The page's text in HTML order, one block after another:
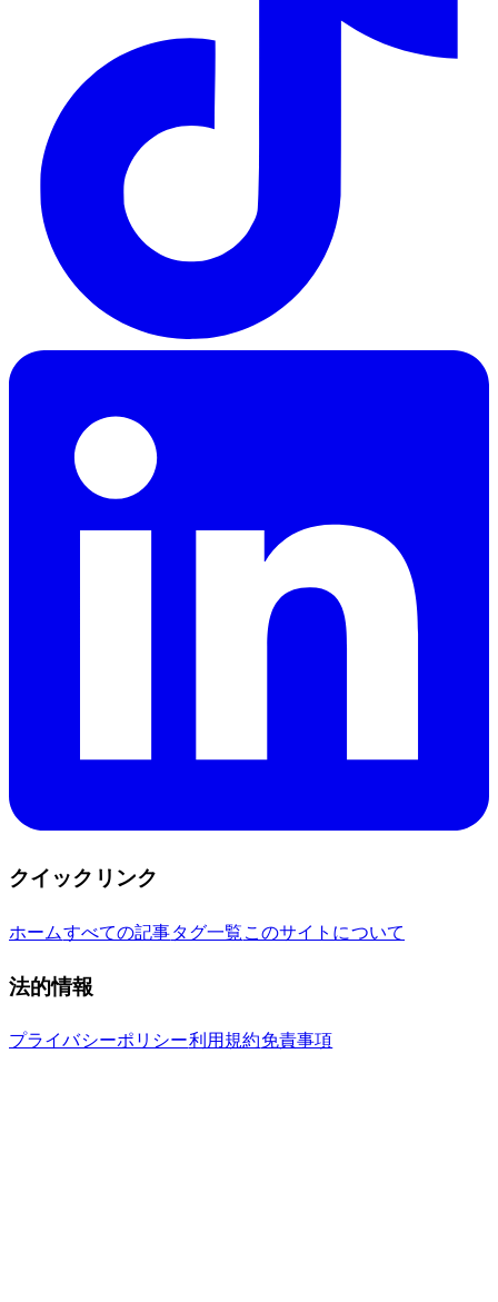
クイックリンク
ホームすべての記事タグ一覧 このサイトについて
法的情報
プライバシーポリシー利用規約免責事項